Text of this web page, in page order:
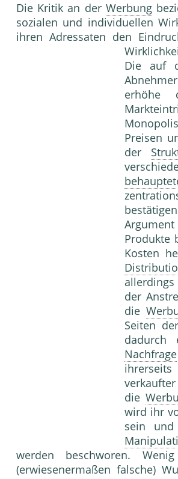
Die Kritik an der Werbung
sozialen und individuellen
ihren Adressaten den
Die auf
erhöhe
Preisen
der
behauptet
Argument
Pro­dukte
Kosten
der
die
Seiten
dadurch
Nachfrage
die
wird ihr
sein
werden beschworen.
(erwiesenermaßen falsche)